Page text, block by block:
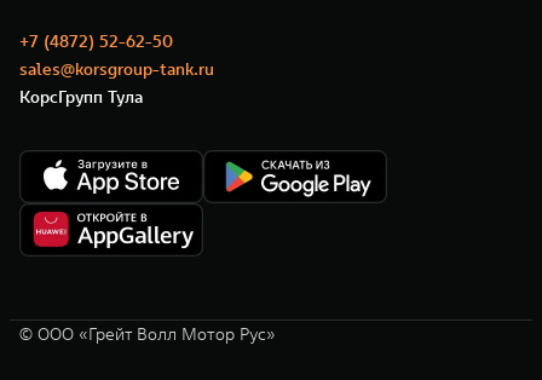
+7 (4872) 52-62-50
sales@korsgroup-tank.ru
КорсГрупп Тула
© ООО «Грейт Волл Мотор Рус»